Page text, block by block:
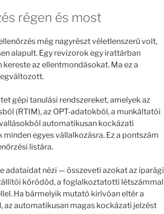
régen és most
még nagyrészt véletlenszerű volt,
alapult. Egy revizorok egy irattárban
az ellentmondásokat. Ma ez a
gépi tanulási rendszereket, amelyek az
(RTIM), az OPT-adatokból, a munkáltatói
automatikusan kockázati
egyes vállalkozásra. Ez a pontszám
listára.
adataidat nézi — összeveti azokat az iparági
körödöd, a foglalkoztatotti létszámmal
Ha bármelyik mutató kirívóan eltér a
az automatikusan magas kockázati jelzést